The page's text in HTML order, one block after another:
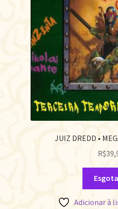
JUIZ DREDD •
R$
Adicionar à